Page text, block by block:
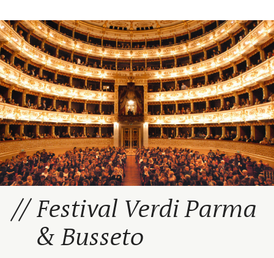
Festival Verdi Parma
& Busseto